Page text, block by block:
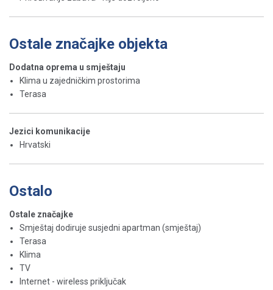
Ostale značajke objekta
Dodatna oprema u smještaju
Klima u zajedničkim prostorima
Terasa
Jezici komunikacije
Hrvatski
Ostalo
Ostale značajke
Smještaj dodiruje susjedni apartman (smještaj)
Terasa
Klima
TV
Internet - wireless priključak